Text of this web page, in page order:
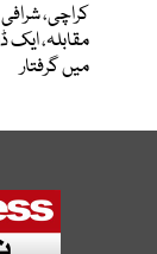
کراچی،
مقابلہ،
میں گرفتار